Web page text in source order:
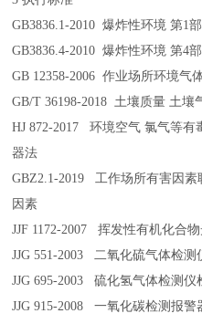
GB3836.1-2010 爆炸性环境 第1部
GB3836.4-2010 爆炸性环境 第4部
GB 12358-2006 作业场所环境气
GB/T 36198-2018 土壤质量 土壤
HJ 872-2017 环境空气 氯气等有
器法
GBZ2.1-2019 工作场所有害因素职
因素
JJF 1172-2007 挥发性有机化合
JJG 551-2003 二氧化硫气体检测
JJG 695-2003 硫化氢气体检测仪
JJG 915-2008 一氧化碳检测报警